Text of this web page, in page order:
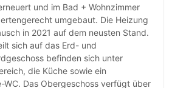
und im Bad + Wohnzimmer
umgebaut. Die Heizung
in 2021 auf dem neusten Stand.
sich auf das Erd- und
befinden sich unter
die Küche sowie ein
WC. Das Obergeschoss verfügt über